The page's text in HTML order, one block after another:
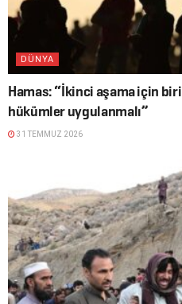
DÜNYA
Hamas: “İkinci aşama için
hükümler uygulanmalı”
31 TEMMUZ 2026